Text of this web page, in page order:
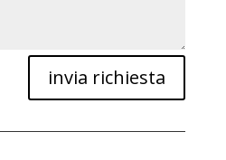
invia richiesta